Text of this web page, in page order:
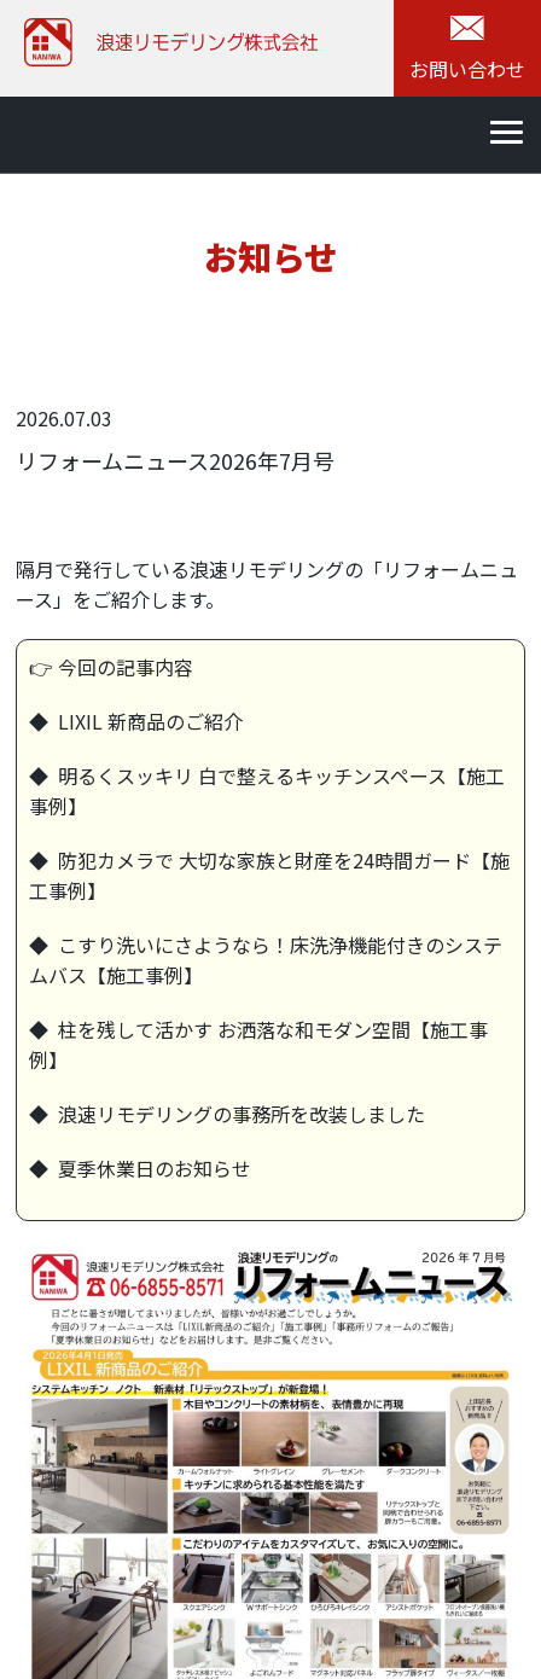
お問い合わせ
お知らせ
2026.07.03
リフォームニュース2026年7月号
隔月で発行している浪速リモデリングの「リフォームニュ
ース」をご紹介します。
👉 今回の記事内容
◆ LIXIL 新商品のご紹介
◆ 明るくスッキリ 白で整えるキッチンスペース【施工
事例】
◆ 防犯カメラで 大切な家族と財産を24時間ガード【施
工事例】
◆ こすり洗いにさようなら！床洗浄機能付きのシステ
ムバス【施工事例】
◆ 柱を残して活かす お洒落な和モダン空間【施工事
例】
◆ 浪速リモデリングの事務所を改装しました
◆ 夏季休業日のお知らせ